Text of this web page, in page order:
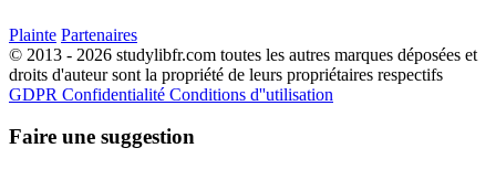
Plainte Partenaires
© 2013 - 2026 studylibfr.com toutes les autres marques déposées et
droits d'auteur sont la propriété de leurs propriétaires respectifs
GDPR Confidentialité Conditions d''utilisation
Faire une suggestion